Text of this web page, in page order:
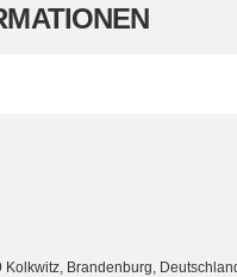
Brandenburg,